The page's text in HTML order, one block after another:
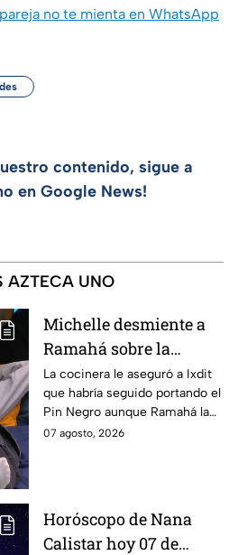
no te mienta en WhatsApp
contenido, sigue a
en Google News!
AZTECA UNO
Michelle desmiente a
Ramahá sobre la
designación del Pin
Negro a un integrante
de las "Divas" en
MasterChef 24/7
La cocinera le aseguró a Ixdit
que habría seguido portando el
Pin Negro aunque Ramahá la
hubiera subido al balcón
07 agosto, 2026
Horóscopo de Nana
Calistar hoy 07 de